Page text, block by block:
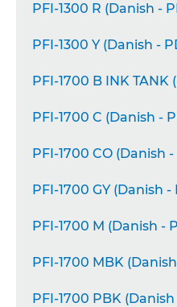
PFI-1300 R (Danish -
PFI-1300 Y (Danish -
PFI-1700 B INK TANK
PFI-1700 C (Danish -
PFI-1700 CO (Danish -
PFI-1700 GY (Danish -
PFI-1700 M (Danish -
PFI-1700 MBK
PFI-1700 PBK (Danish